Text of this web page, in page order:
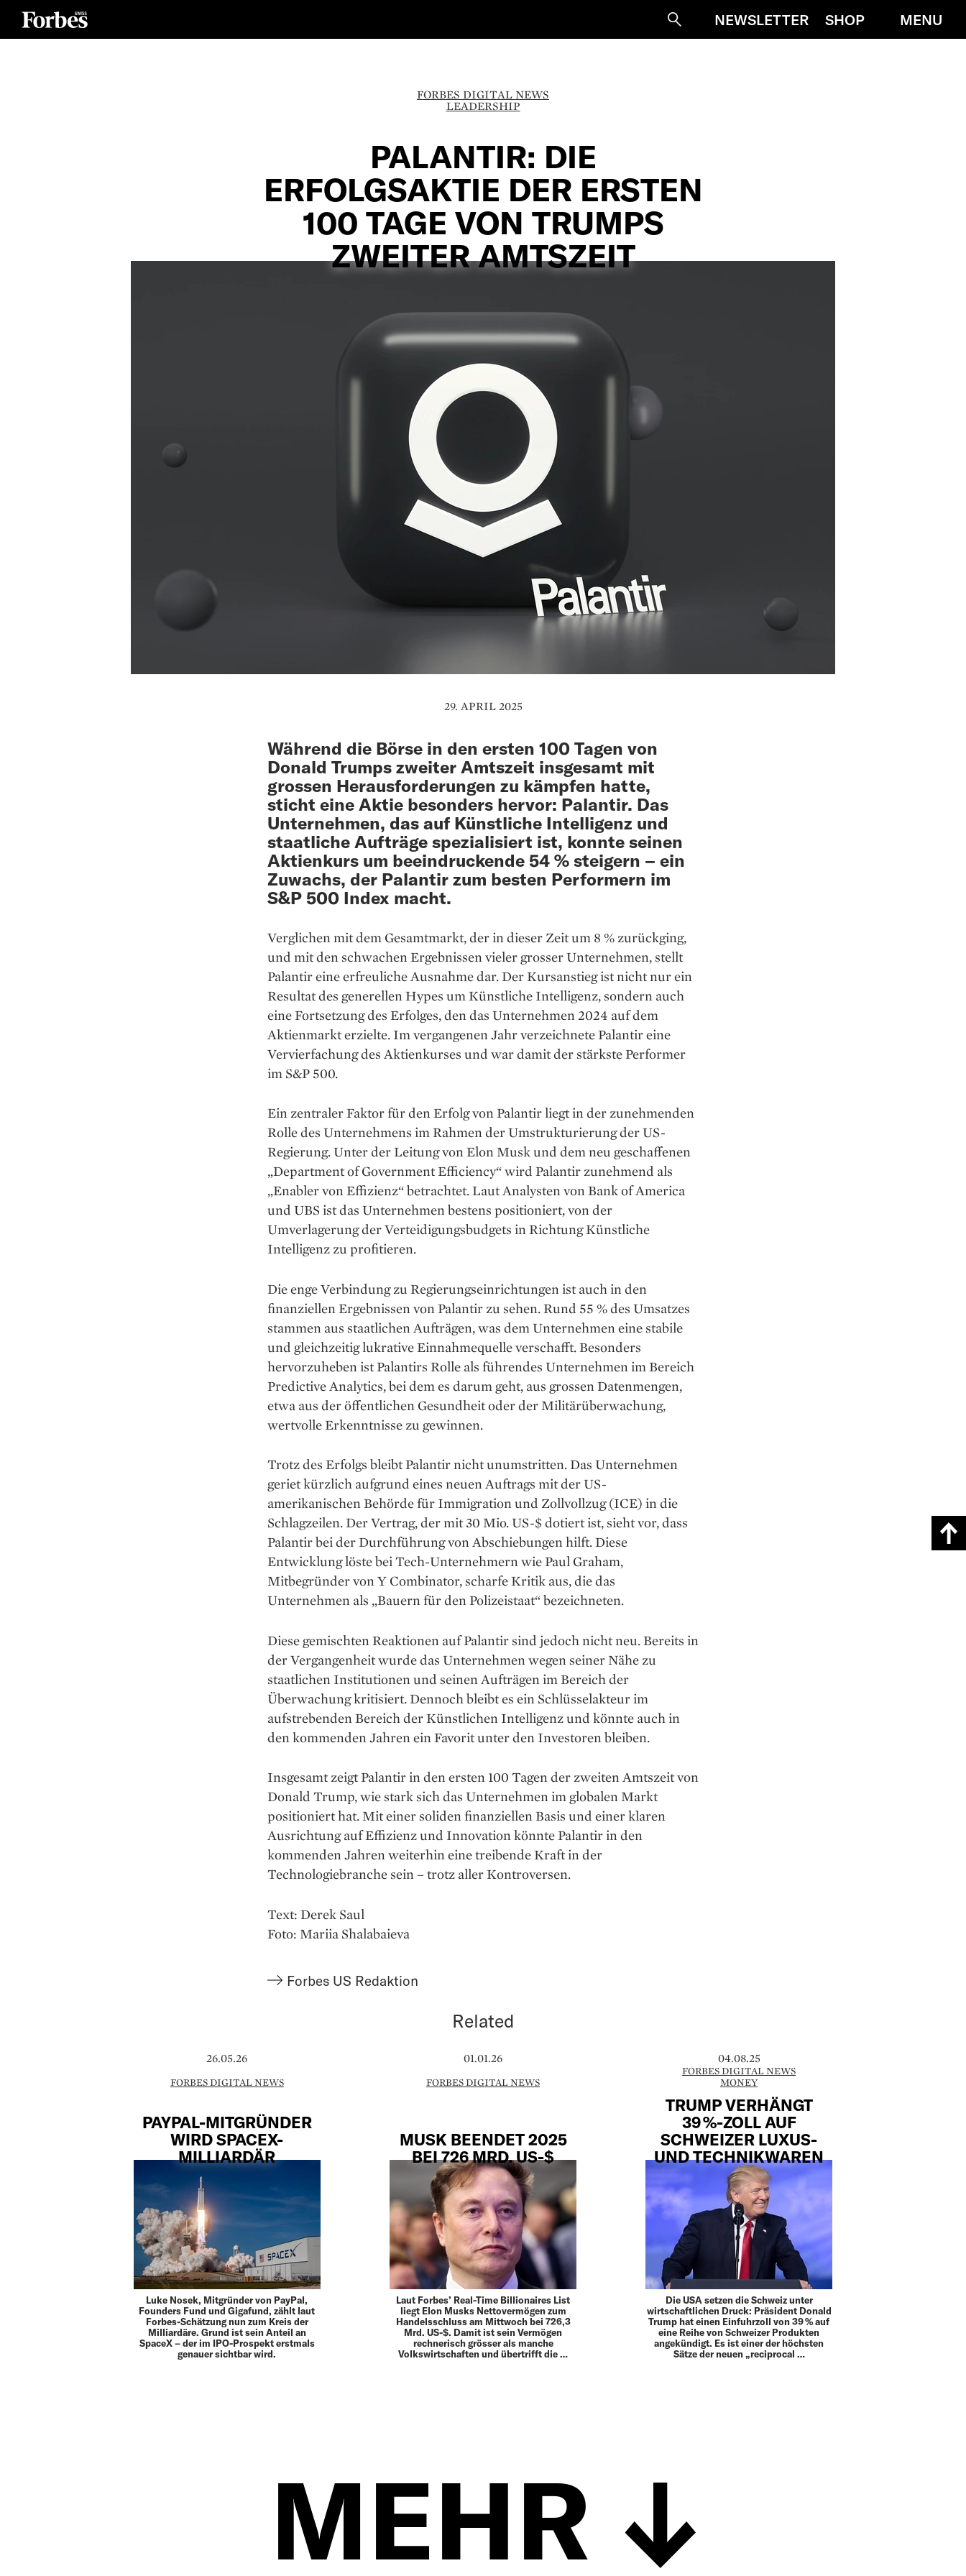
SucheNEWSLETTER SHOP MENU
FORBES DIGITAL NEWS
LEADERSHIP
PALANTIR: DIE
ERFOLGSAKTIE DER ERSTEN
100 TAGE VON TRUMPS
ZWEITER AMTSZEIT
29. APRIL 2025
Während die Börse in den ersten 100 Tagen von
Donald Trumps zweiter Amtszeit insgesamt mit
grossen Herausforderungen zu kämpfen hatte,
sticht eine Aktie besonders hervor: Palantir. Das
Unternehmen, das auf Künstliche Intelligenz und
staatliche Aufträge spezialisiert ist, konnte seinen
Aktienkurs um beeindruckende 54 % steigern – ein
Zuwachs, der Palantir zum besten Performern im
S&P 500 Index macht.
Verglichen mit dem Gesamtmarkt, der in dieser Zeit um 8 % zurückging,
und mit den schwachen Ergebnissen vieler grosser Unternehmen, stellt
Palantir eine erfreuliche Ausnahme dar. Der Kursanstieg ist nicht nur ein
Resultat des generellen Hypes um Künstliche Intelligenz, sondern auch
eine Fortsetzung des Erfolges, den das Unternehmen 2024 auf dem
Aktienmarkt erzielte. Im vergangenen Jahr verzeichnete Palantir eine
Vervierfachung des Aktienkurses und war damit der stärkste Performer
im S&P 500.
Ein zentraler Faktor für den Erfolg von Palantir liegt in der zunehmenden
Rolle des Unternehmens im Rahmen der Umstrukturierung der US-
Regierung. Unter der Leitung von Elon Musk und dem neu geschaffenen
„Department of Government Efficiency“ wird Palantir zunehmend als
„Enabler von Effizienz“ betrachtet. Laut Analysten von Bank of America
und UBS ist das Unternehmen bestens positioniert, von der
Umverlagerung der Verteidigungsbudgets in Richtung Künstliche
Intelligenz zu profitieren.
Die enge Verbindung zu Regierungseinrichtungen ist auch in den
finanziellen Ergebnissen von Palantir zu sehen. Rund 55 % des Umsatzes
stammen aus staatlichen Aufträgen, was dem Unternehmen eine stabile
und gleichzeitig lukrative Einnahmequelle verschafft. Besonders
hervorzuheben ist Palantirs Rolle als führendes Unternehmen im Bereich
Predictive Analytics, bei dem es darum geht, aus grossen Datenmengen,
etwa aus der öffentlichen Gesundheit oder der Militärüberwachung,
wertvolle Erkenntnisse zu gewinnen.
Trotz des Erfolgs bleibt Palantir nicht unumstritten. Das Unternehmen
geriet kürzlich aufgrund eines neuen Auftrags mit der US-
amerikanischen Behörde für Immigration und Zollvollzug (ICE) in die
Schlagzeilen. Der Vertrag, der mit 30 Mio. US-$ dotiert ist, sieht vor, dass
Palantir bei der Durchführung von Abschiebungen hilft. Diese
Entwicklung löste bei Tech-Unternehmern wie Paul Graham,
Mitbegründer von Y Combinator, scharfe Kritik aus, die das
Unternehmen als „Bauern für den Polizeistaat“ bezeichneten.
Diese gemischten Reaktionen auf Palantir sind jedoch nicht neu. Bereits in
der Vergangenheit wurde das Unternehmen wegen seiner Nähe zu
staatlichen Institutionen und seinen Aufträgen im Bereich der
Überwachung kritisiert. Dennoch bleibt es ein Schlüsselakteur im
aufstrebenden Bereich der Künstlichen Intelligenz und könnte auch in
den kommenden Jahren ein Favorit unter den Investoren bleiben.
Insgesamt zeigt Palantir in den ersten 100 Tagen der zweiten Amtszeit von
Donald Trump, wie stark sich das Unternehmen im globalen Markt
positioniert hat. Mit einer soliden finanziellen Basis und einer klaren
Ausrichtung auf Effizienz und Innovation könnte Palantir in den
kommenden Jahren weiterhin eine treibende Kraft in der
Technologiebranche sein – trotz aller Kontroversen.
Text: Derek Saul
Foto: Mariia Shalabaieva
Forbes US Redaktion
Related
26.05.26
FORBES DIGITAL NEWS
PAYPAL-MITGRÜNDER
WIRD SPACEX-
MILLIARDÄR
Luke Nosek, Mitgründer von PayPal,
Founders Fund und Gigafund, zählt laut
Forbes-Schätzung nun zum Kreis der
Milliardäre. Grund ist sein Anteil an
SpaceX – der im IPO-Prospekt erstmals
genauer sichtbar wird.
01.01.26
FORBES DIGITAL NEWS
MUSK BEENDET 2025
BEI 726 MRD. US-$
Laut Forbes’ Real-Time Billionaires List
liegt Elon Musks Nettovermögen zum
Handelsschluss am Mittwoch bei 726,3
Mrd. US-$. Damit ist sein Vermögen
rechnerisch grösser als manche
Volkswirtschaften und übertrifft die …
04.08.25
FORBES DIGITAL NEWS
MONEY
TRUMP VERHÄNGT
39 %-ZOLL AUF
SCHWEIZER LUXUS-
UND TECHNIKWAREN
Die USA setzen die Schweiz unter
wirtschaftlichen Druck: Präsident Donald
Trump hat einen Einfuhrzoll von 39 % auf
eine Reihe von Schweizer Produkten
angekündigt. Es ist einer der höchsten
Sätze der neuen „reciprocal …
MEHR